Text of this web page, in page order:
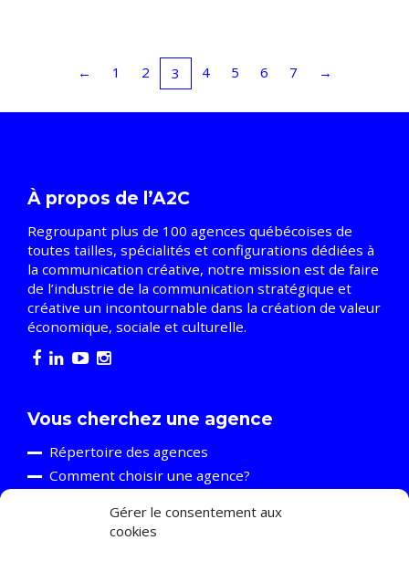
Gérer le consentement aux
cookies
← 1 2 3 4 5 6 7 →
À propos de l’A2C
Regroupant plus de 100 agences québécoises de
toutes tailles, spécialités et configurations dédiées à
la communication créative, notre mission est de faire
de l’industrie de la communication stratégique et
créative un incontournable dans la création de valeur
économique, sociale et culturelle.
Vous cherchez une agence
Répertoire des agences
Comment choisir une agence?
Vous êtes une agence